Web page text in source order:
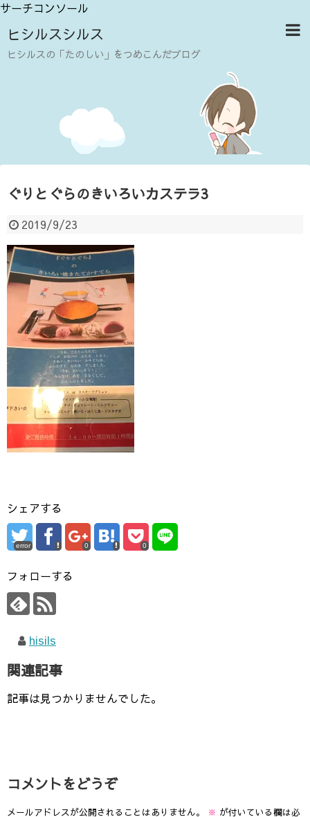
サーチコンソール
ヒシルスシルス
ヒシルスの「たのしい」をつめこんだブログ
ぐりとぐらのきいろいカステラ3
2019/9/23
シェアする
error 0 0
フォローする
hisils
関連記事
記事は見つかりませんでした。
コメントをどうぞ
メールアドレスが公開されることはありません。 ※ が付いている欄は必